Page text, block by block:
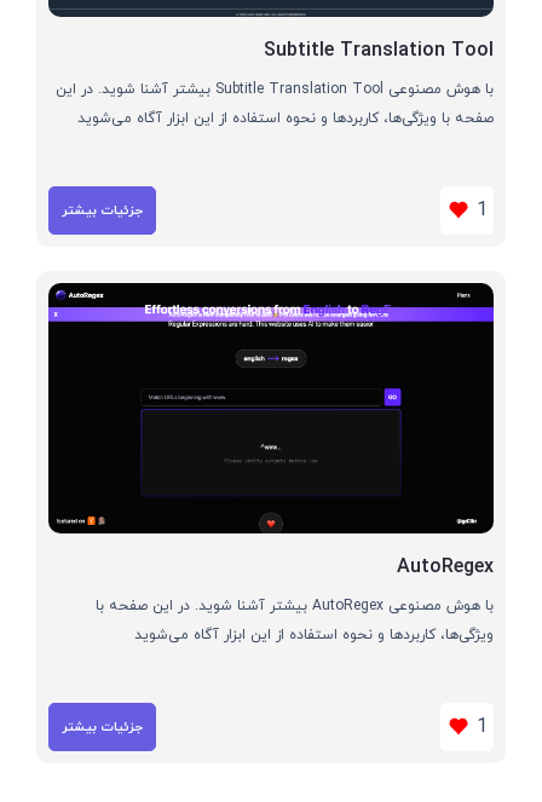
Subtitle Translation Tool
با هوش مصنوعی Subtitle Translation Tool بیشتر آشنا شوید. در این
صفحه با ویژگی‌ها، کاربردها و نحوه استفاده از این ابزار آگاه می‌شوید
1 جزئیات بیشتر
AutoRegex
با هوش مصنوعی AutoRegex بیشتر آشنا شوید. در این صفحه با
ویژگی‌ها، کاربردها و نحوه استفاده از این ابزار آگاه می‌شوید
1 جزئیات بیشتر